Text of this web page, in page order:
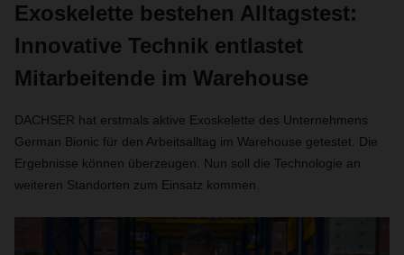
Exoskelette bestehen Alltagstest:
Innovative Technik entlastet
Mitarbeitende im Warehouse
DACHSER hat erstmals aktive Exoskelette des Unternehmens
German Bionic für den Arbeitsalltag im Warehouse getestet. Die
Ergebnisse können überzeugen. Nun soll die Technologie an
weiteren Standorten zum Einsatz kommen.